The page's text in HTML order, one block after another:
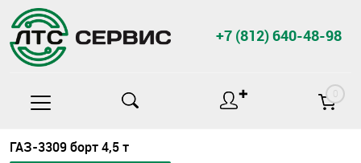
+7 (812) 640-48-98
✚ 0
ГАЗ-3309 борт 4,5 т